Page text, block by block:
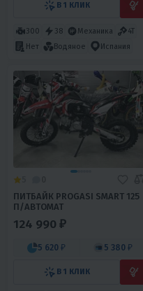
В 1 КЛИК
300 38 Механика
4T
Нет
Водяное Испания
ПИТБАЙК PROGASI SMART 125
П/АВТОМАТ
124 990 ₽
5 620 ₽ 5 380 ₽
В 1 КЛИК